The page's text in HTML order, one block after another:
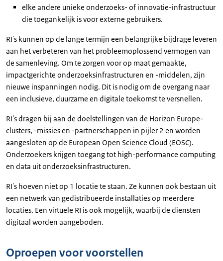
elke andere unieke onderzoeks- of innovatie-infrastructuur
die toegankelijk is voor externe gebruikers.
RI's kunnen op de lange termijn een belangrijke bijdrage leveren
aan het verbeteren van het probleemoplossend vermogen van
de samenleving. Om te zorgen voor op maat gemaakte,
impactgerichte onderzoeksinfrastructuren en -middelen, zijn
nieuwe inspanningen nodig. Dit is nodig om de overgang naar
een inclusieve, duurzame en digitale toekomst te versnellen.
RI's dragen bij aan de doelstellingen van de Horizon Europe-
clusters, -missies en -partnerschappen in pijler 2 en worden
aangesloten op de European Open Science Cloud (EOSC).
Onderzoekers krijgen toegang tot high-performance computing
en data uit onderzoeksinfrastructuren.
RI's hoeven niet op 1 locatie te staan. Ze kunnen ook bestaan uit
een netwerk van gedistribueerde installaties op meerdere
locaties. Een virtuele RI is ook mogelijk, waarbij de diensten
digitaal worden aangeboden.
Oproepen voor voorstellen